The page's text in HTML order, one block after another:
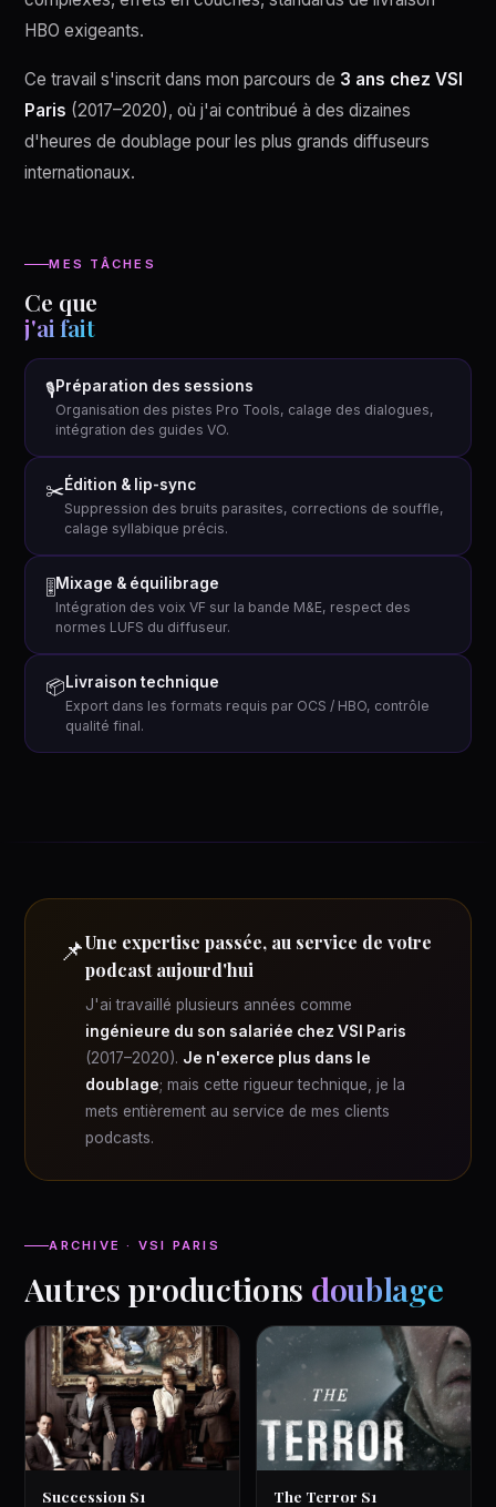
HBO exigeants.
Ce travail s'inscrit dans mon parcours de 3 ans chez VSI
Paris (2017–2020), où j'ai contribué à des dizaines
d'heures de doublage pour les plus grands diffuseurs
internationaux.
MES TÂCHES
Ce que
j'ai fait
🎙Préparation des sessions
Organisation des pistes Pro Tools, calage des dialogues,
intégration des guides VO.
✂️Édition & lip-sync
Suppression des bruits parasites, corrections de souffle,
calage syllabique précis.
🎚 Mixage & équilibrage
Intégration des voix VF sur la bande M&E, respect des
normes LUFS du diffuseur.
📦Livraison technique
Export dans les formats requis par OCS / HBO, contrôle
qualité final.
📌Une expertise passée, au service de votre
podcast aujourd'hui
J'ai travaillé plusieurs années comme
ingénieure du son salariée chez VSI Paris
(2017–2020). Je n'exerce plus dans le
doublage; mais cette rigueur technique, je la
mets entièrement au service de mes clients
podcasts.
ARCHIVE · VSI PARIS
Autres productions doublage
Succession S1 The Terror S1